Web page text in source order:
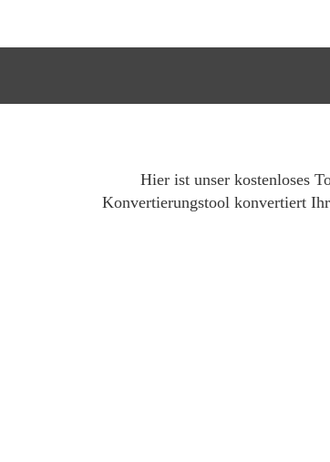
Hier ist unser kostenloses
Konvertierungstool konvertiert